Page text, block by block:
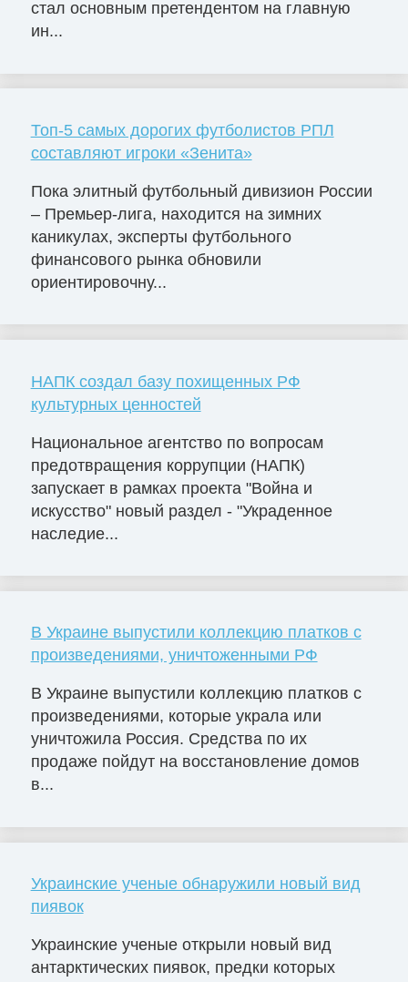
стал основным претендентом на главную
ин...
Топ-5 самых дорогих футболистов РПЛ
составляют игроки «Зенита»
Пока элитный футбольный дивизион России
– Премьер-лига, находится на зимних
каникулах, эксперты футбольного
финансового рынка обновили
ориентировочну...
НАПК создал базу похищенных РФ
культурных ценностей
Национальное агентство по вопросам
предотвращения коррупции (НАПК)
запускает в рамках проекта "Война и
искусство" новый раздел - "Украденное
наследие...
В Украине выпустили коллекцию платков с
произведениями, уничтоженными РФ
В Украине выпустили коллекцию платков с
произведениями, которые украла или
уничтожила Россия. Средства по их
продаже пойдут на восстановление домов
в...
Украинские ученые обнаружили новый вид
пиявок
Украинские ученые открыли новый вид
антарктических пиявок, предки которых